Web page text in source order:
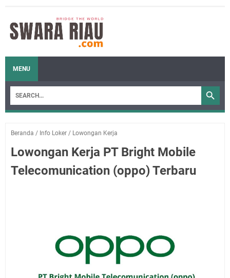
MENU
Beranda / Info Loker / Lowongan Kerja
Lowongan Kerja PT Bright Mobile
Telecomunication (oppo) Terbaru